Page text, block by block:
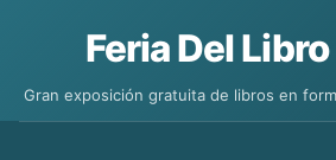
Feria Del
Gran exposición gratuita de libros en